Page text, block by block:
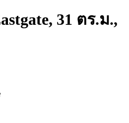
31 ตร.ม.,